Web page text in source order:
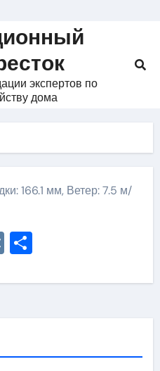
экспертов по
дома
166.1 мм, Ветер: 7.5 м/
VKОтправить